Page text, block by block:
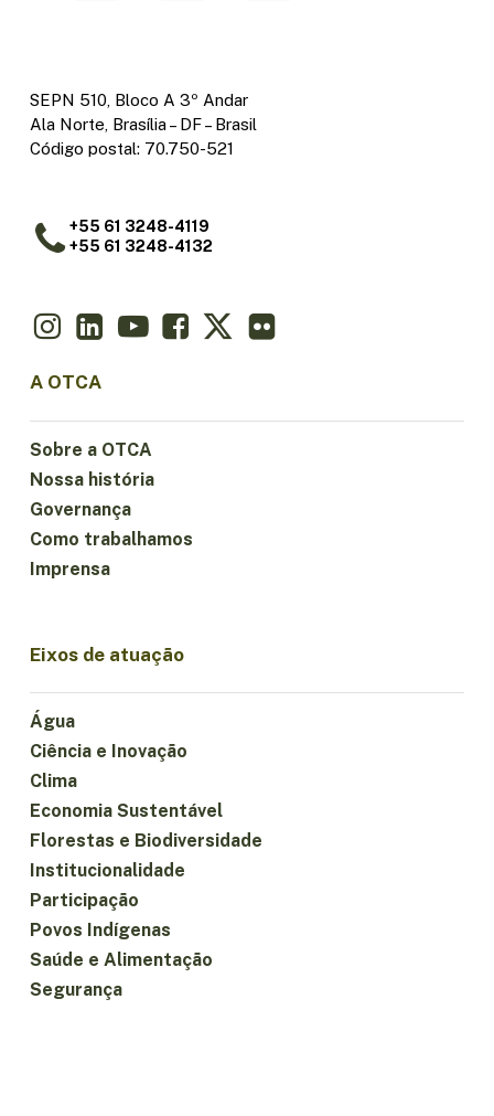
SEPN 510, Bloco A 3º Andar
Ala Norte, Brasília – DF – Brasil
Código postal: 70.750-521
+55 61 3248-4119
+55 61 3248-4132
A OTCA
Sobre a OTCA
Nossa história
Governança
Como trabalhamos
Imprensa
Eixos de atuação
Água
Ciência e Inovação
Clima
Economia Sustentável
Florestas e Biodiversidade
Institucionalidade
Participação
Povos Indígenas
Saúde e Alimentação
Segurança